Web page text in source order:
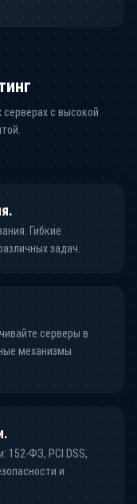
с высокой
Гибкие
задач.
серверы в
механизмы
152-ФЗ, PCI DSS,
и